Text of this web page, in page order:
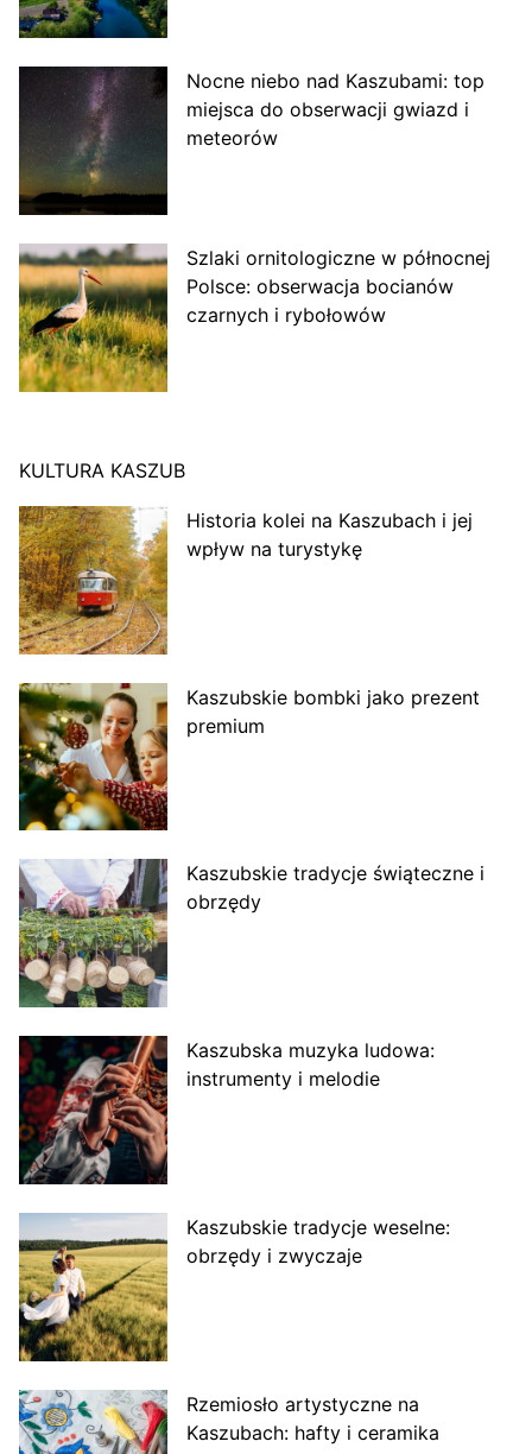
Nocne niebo nad Kaszubami: top
miejsca do obserwacji gwiazd i
meteorów
Szlaki ornitologiczne w północnej
Polsce: obserwacja bocianów
czarnych i rybołowów
KULTURA KASZUB
Historia kolei na Kaszubach i jej
wpływ na turystykę
Kaszubskie bombki jako prezent
premium
Kaszubskie tradycje świąteczne i
obrzędy
Kaszubska muzyka ludowa:
instrumenty i melodie
Kaszubskie tradycje weselne:
obrzędy i zwyczaje
Rzemiosło artystyczne na
Kaszubach: hafty i ceramika